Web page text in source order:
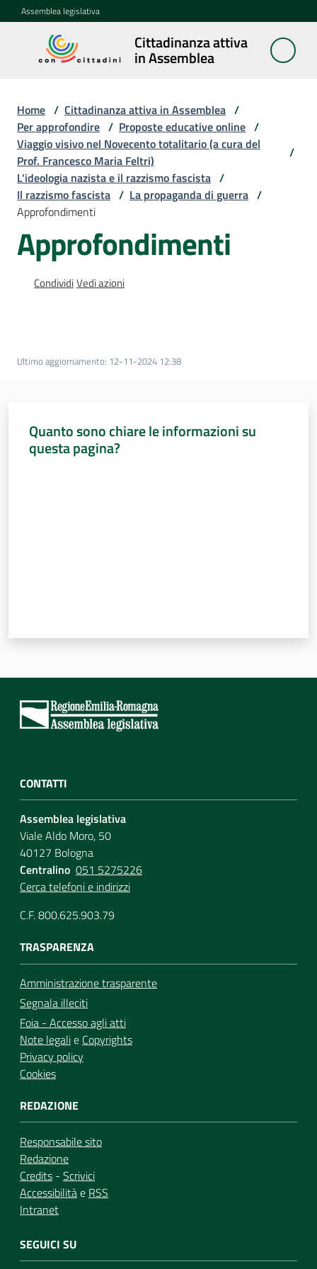
Vai al contenuto
Vai alla navigazione
Vai al footer
Assemblea legislativa
Cittadinanza attiva
in Assemblea
Cittadinanza
attiva in
Concittadini
Porte
aperte
in
Assemblea
itineranti
memoria
Seguici
Attività
Argomenti
Per i cittadini
Home / Cittadinanza attiva in Assemblea /
Per approfondire / Proposte educative online /
Viaggio visivo nel Novecento totalitario (a cura del
Prof. Francesco Maria Feltri)
/
L'ideologia nazista e il razzismo fascista /
Il razzismo fascista / La propaganda di guerra /
Approfondimenti
Approfondimenti
CondividiVedi azioni
Ultimo aggiornamento: 12-11-2024 12:38
Quanto sono chiare le informazioni su
questa pagina?
CONTATTI
Assemblea legislativa
Viale Aldo Moro, 50
40127 Bologna
Centralino 051 5275226
Cerca telefoni e indirizzi
C.F. 800.625.903.79
TRASPARENZA
Amministrazione trasparente
Segnala illeciti
Foia - Accesso agli atti
Note legalie Copyrights
Privacy policy
Cookies
REDAZIONE
Responsabile sito
Redazione
Credits - Scrivici
Accessibilitàe RSS
Intranet
SEGUICI SU